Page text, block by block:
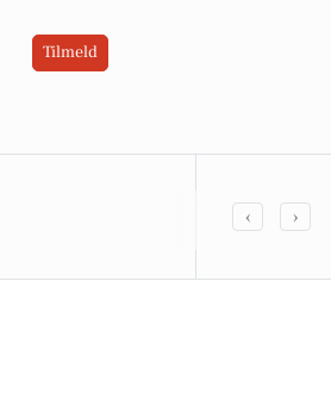
Tilmeld
Top 6 over
‹ ›